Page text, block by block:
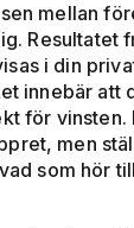
mellan
Resultatet
i din
innebär att
för vinsten.
men
som hör